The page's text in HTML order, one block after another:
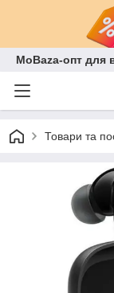
MoBaza-опт для
Товари та